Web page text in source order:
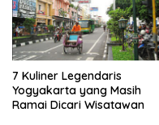
7 Kuliner Legendaris
Yogyakarta yang Masih
Ramai Dicari Wisatawan